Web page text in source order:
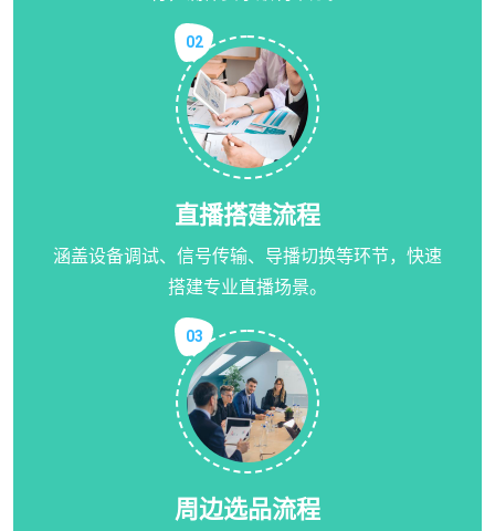
02
直播搭建流程
涵盖设备调试、信号传输、导播切换等环节，快速
搭建专业直播场景。
03
周边选品流程